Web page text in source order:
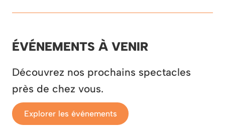
ÉVÉNEMENTS À VENIR
Découvrez nos prochains spectacles
près de chez vous.
Explorer les événements